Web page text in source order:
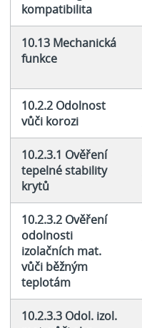
kompatibilita
10.13 Mechanická
funkce
10.2.2 Odolnost
vůči korozi
10.2.3.1 Ověření
tepelné stability
krytů
10.2.3.2 Ověření
odolnosti
izolačních mat.
vůči běžným
teplotám
10.2.3.3 Odol. izol.